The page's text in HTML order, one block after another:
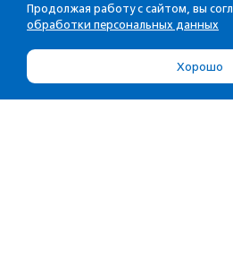
Продолжая работу с сайтом, вы
обработки персональных данных
Хорошо